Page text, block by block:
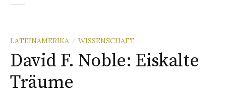
LATEINAMERIKA / WISSENSCHAFT
David F. Noble: Eiskalte
Träume